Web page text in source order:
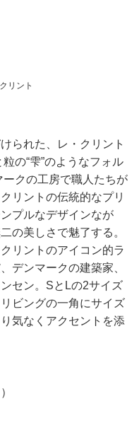
リント
られた、レ・クリント
の“雫”のようなフォル
クの工房で職人たちが
リントの伝統的なプリ
プルなデザインなが
の美しさで魅了する。
リントのアイコン的ラ
デンマークの建築家、
セン。SとLの2サイズ
ビングの一角にサイズ
気なくアクセントを添